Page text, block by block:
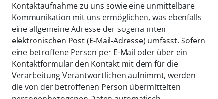
Kontaktaufnahme zu uns sowie eine unmittelbare
Kommunikation mit uns ermöglichen, was ebenfalls
eine allgemeine Adresse der sogenannten
elektronischen Post (E-Mail-Adresse) umfasst. Sofern
eine betroffene Person per E-Mail oder über ein
Kontaktformular den Kontakt mit dem für die
Verarbeitung Verantwortlichen aufnimmt, werden
die von der betroffenen Person übermittelten